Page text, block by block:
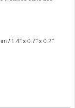
/ 1.4" x 0.7" x 0.2".